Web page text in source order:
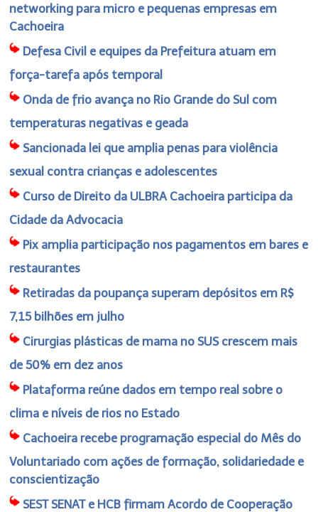
networking para micro e pequenas empresas em
Cachoeira
Defesa Civil e equipes da Prefeitura atuam em
força-tarefa após temporal
Onda de frio avança no Rio Grande do Sul com
temperaturas negativas e geada
Sancionada lei que amplia penas para violência
sexual contra crianças e adolescentes
Curso de Direito da ULBRA Cachoeira participa da
Cidade da Advocacia
Pix amplia participação nos pagamentos em bares e
restaurantes
Retiradas da poupança superam depósitos em R$
7,15 bilhões em julho
Cirurgias plásticas de mama no SUS crescem mais
de 50% em dez anos
Plataforma reúne dados em tempo real sobre o
clima e níveis de rios no Estado
Cachoeira recebe programação especial do Mês do
Voluntariado com ações de formação, solidariedade e
conscientização
SEST SENAT e HCB firmam Acordo de Cooperação